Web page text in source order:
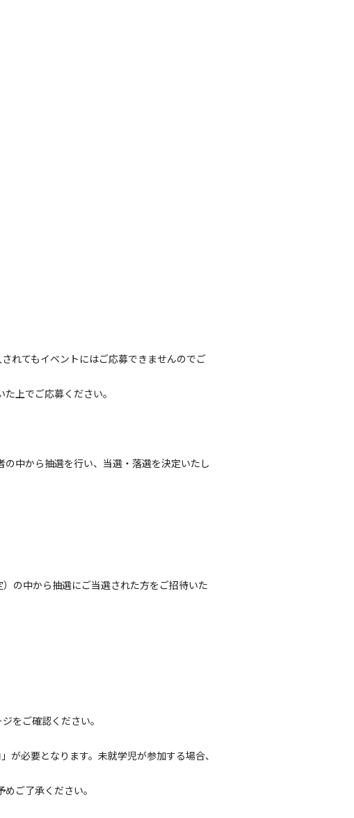
れてもイベントにはご応募できませんのでご
上でご応募ください。
中から抽選を行い、当選・落選を決定いたし
の中から抽選にご当選された方をご招待いた
をご確認ください。
が必要となります。未就学児が参加する場合、
ご了承ください。